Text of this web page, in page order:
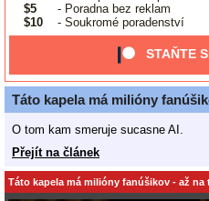
$5
- Poradna bez reklam
$10
- Soukromé poradenství
STAŇTE
Táto kapela má milióny
O tom kam smeruje sucasne AI.
Přejít na článek
Táto kapela má milióny fanúšikov - až na